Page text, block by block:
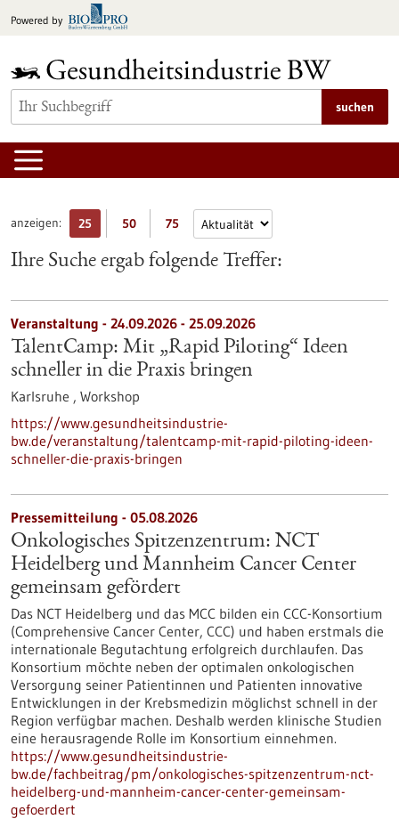
Inhalt
Powered by
suchen
anzeigen: 25 50 75
Ihre Suche ergab folgende Treffer:
Veranstaltung - 24.09.2026 - 25.09.2026
TalentCamp: Mit „Rapid Piloting“ Ideen
schneller in die Praxis bringen
Karlsruhe , Workshop
https://www.gesundheitsindustrie-
bw.de/veranstaltung/talentcamp-mit-rapid-piloting-ideen-
schneller-die-praxis-bringen
Pressemitteilung - 05.08.2026
Onkologisches Spitzenzentrum: NCT
Heidelberg und Mannheim Cancer Center
gemeinsam gefördert
Das NCT Heidelberg und das MCC bilden ein CCC-Konsortium
(Comprehensive Cancer Center, CCC) und haben erstmals die
internationale Begutachtung erfolgreich durchlaufen. Das
Konsortium möchte neben der optimalen onkologischen
Versorgung seiner Patientinnen und Patienten innovative
Entwicklungen in der Krebsmedizin möglichst schnell in der
Region verfügbar machen. Deshalb werden klinische Studien
eine herausragende Rolle im Konsortium einnehmen.
https://www.gesundheitsindustrie-
bw.de/fachbeitrag/pm/onkologisches-spitzenzentrum-nct-
heidelberg-und-mannheim-cancer-center-gemeinsam-
gefoerdert